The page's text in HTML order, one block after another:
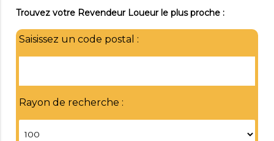
Trouvez votre Revendeur Loueur le plus proche :
Saisissez un code postal :
Rayon de recherche :